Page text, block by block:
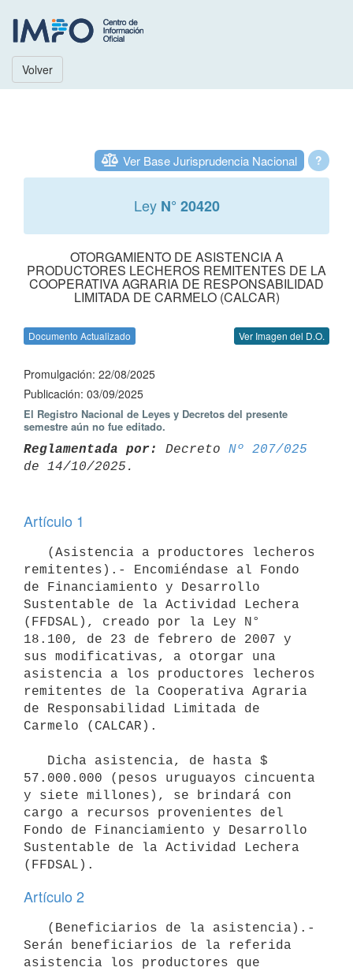
Volver
?
Ver Base Jurisprudencia Nacional
Ley N° 20420
OTORGAMIENTO DE ASISTENCIA A
PRODUCTORES LECHEROS REMITENTES DE LA
COOPERATIVA AGRARIA DE RESPONSABILIDAD
LIMITADA DE CARMELO (CALCAR)
Documento Actualizado Ver Imagen del D.O.
Promulgación: 22/08/2025
Publicación: 03/09/2025
El Registro Nacional de Leyes y Decretos del presente
semestre aún no fue editado.
Reglamentada por: Decreto Nº 207/025
Artículo 1
remitentes).- Encomiéndase al Fondo
de Financiamiento y Desarrollo
Sustentable de la Actividad Lechera
(FFDSAL), creado por la Ley N°
18.100, de 23 de febrero de 2007 y
sus modificativas, a otorgar una
asistencia a los productores lecheros
remitentes de la Cooperativa Agraria
de Responsabilidad Limitada de
Carmelo (CALCAR).
57.000.000 (pesos uruguayos cincuenta
y siete millones), se brindará con
cargo a recursos provenientes del
Fondo de Financiamiento y Desarrollo
Sustentable de la Actividad Lechera
Artículo 2
Serán beneficiarios de la referida
asistencia los productores que